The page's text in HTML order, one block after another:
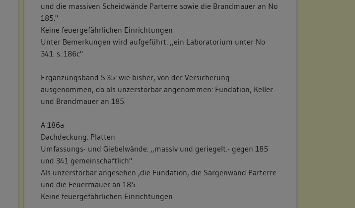
und die massiven Scheidwände Parterre sowie die Brandmauer an No
185."
Keine feuergefährlichen Einrichtungen
Unter Bemerkungen wird aufgeführt: ,,ein Laboratorium unter No
341. s. 186c"
Ergänzungsband S.35: wie bisher, von der Versicherung
ausgenommen, da als unzerstörbar angenommen: Fundation, Keller
und Brandmauer an 185.
A 186a
Dachdeckung: Platten
Umfassungs- und Giebelwände: ,,massiv und geriegelt.- gegen 185
und 341 gemeinschaftlich".
AIs unzerstörbar angesehen ,die Fundation, die Sargenwand Parterre
und die Feuermauer an 185.
Keine feuergefährlichen Einrichtungen